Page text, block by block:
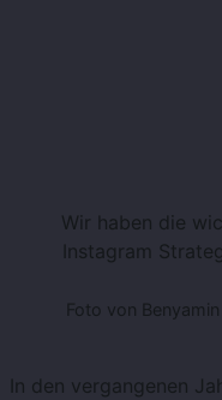
Wir haben die
Instagram
Foto von
In den vergangenen